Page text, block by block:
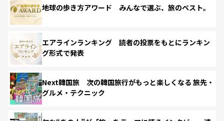
地球の歩き方アワード みんなで選ぶ、旅のベスト。
エアラインランキング 読者の投票をもとにランキン
グ形式で発表
Next韓国旅 次の韓国旅行がもっと楽しくなる 旅先・
グルメ・テクニック